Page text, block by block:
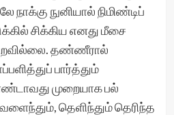
நாக்கு நுனியால் நிமிண்டிப்
சிக்கிய எனது மீசை
தண்ணீரால்
பார்த்தும்
முறையாக பல்
தெளிந்தும் தெரிந்த